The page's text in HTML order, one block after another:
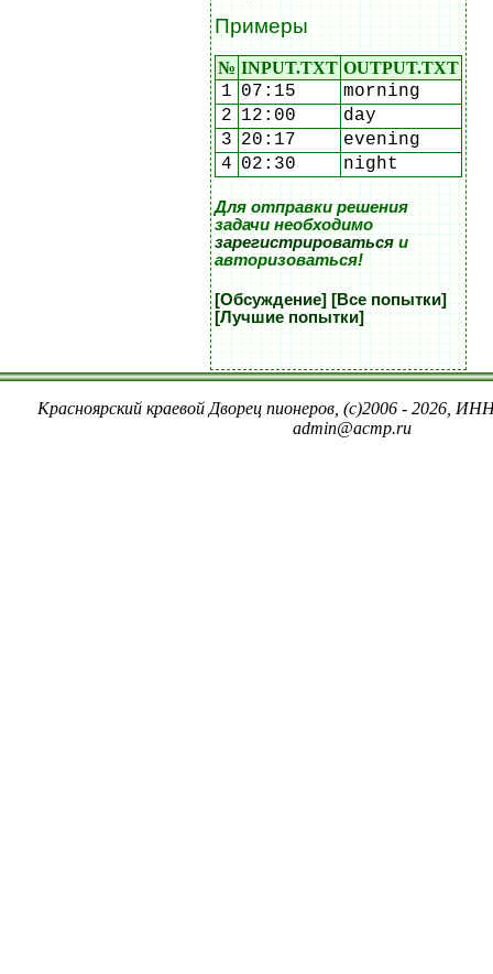
Примеры
№ INPUT.TXT OUTPUT.TXT
1 07:15
morning
2 12:00
day
3 20:17
evening
4 02:30 night
Для отправки решения
задачи необходимо
зарегистрироватьсяи
авторизоваться!
[Обсуждение] [Все попытки]
[Лучшие попытки]
Красноярский краевой Дворец пионеров, (c)2006 - 2026,
admin@acmp.ru